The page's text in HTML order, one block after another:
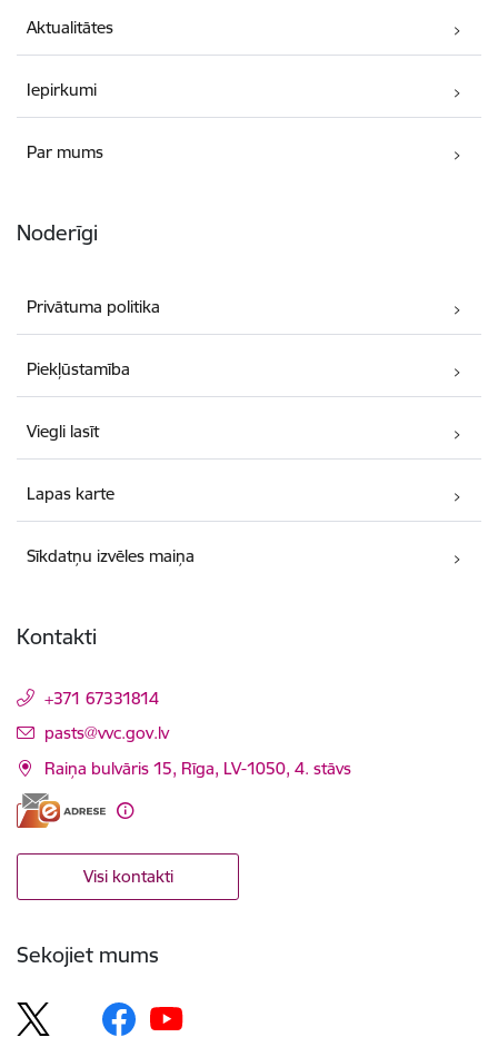
Aktualitātes
Iepirkumi
Par mums
Noderīgi
Privātuma politika
Piekļūstamība
Viegli lasīt
Lapas karte
Sīkdatņu izvēles maiņa
Kontakti
+371 67331814
E-pasts:
pasts@vvc.gov.lv
Raiņa bulvāris 15, Rīga, LV-1050, 4. stāvs
Visi kontakti
Sekojiet mums